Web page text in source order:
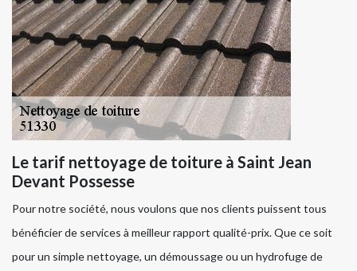
Le tarif nettoyage de toiture à Saint Jean
Devant Possesse
Pour notre société, nous voulons que nos clients puissent tous
bénéficier de services à meilleur rapport qualité-prix. Que ce soit
pour un simple nettoyage, un démoussage ou un hydrofuge de